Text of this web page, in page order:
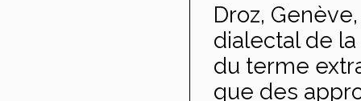
Droz,
dialectal de
du terme
que des